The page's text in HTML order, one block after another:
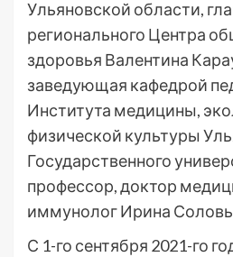
Ульяновской области,
регионального Центра
здоровья Валентина
заведующая кафедрой
Института медицины,
физической культуры
Государственного
профессор, доктор
иммунолог Ирина
С 1-го сентября 2021-го